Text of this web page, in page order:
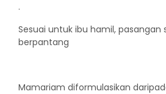
.
Sesuai untuk ibu hamil, pasangan
berpantang
Mamariam diformulasikan